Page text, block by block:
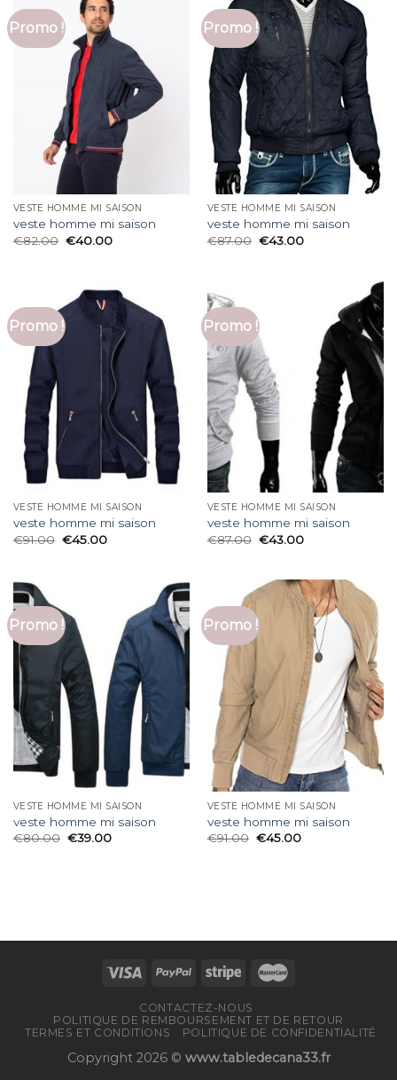
Promo !
VESTE HOMME MI SAISON
veste homme mi saison
€82.00 €40.00
Promo !
VESTE HOMME MI SAISON
veste homme mi saison
€87.00 €43.00
Promo !
VESTE HOMME MI SAISON
veste homme mi saison
€91.00 €45.00
Promo !
VESTE HOMME MI SAISON
veste homme mi saison
€87.00 €43.00
Promo !
VESTE HOMME MI SAISON
veste homme mi saison
€80.00 €39.00
Promo !
VESTE HOMME MI SAISON
veste homme mi saison
€91.00 €45.00
CONTACTEZ-NOUS
POLITIQUE DE REMBOURSEMENT ET DE RETOUR
TERMES ET CONDITIONS
POLITIQUE DE CONFIDENTIALITÉ
Copyright 2026 © www.tabledecana33.fr